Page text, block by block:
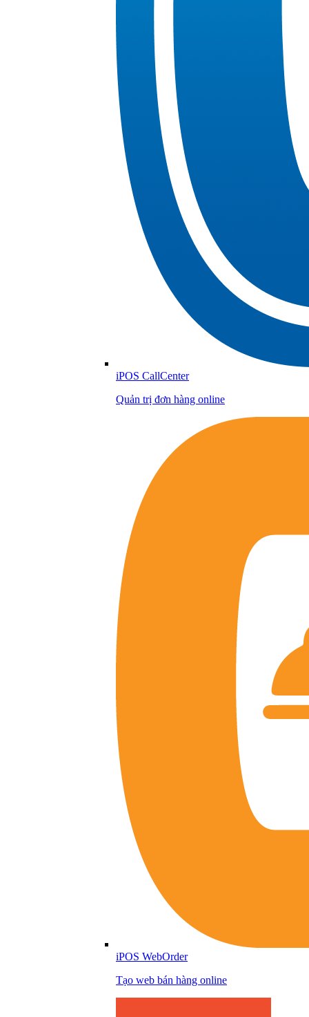
iPOS CallCenter
Quản trị đơn hàng online
iPOS WebOrder
Tạo web bán hàng online